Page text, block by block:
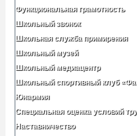
Функциональная грамотность
Школьный звонок
Школьная служба примирения
Школьный музей
Школьный медиацентр
Школьный спортивный клуб
Юнармия
Специальная оценка условий
Наставничество